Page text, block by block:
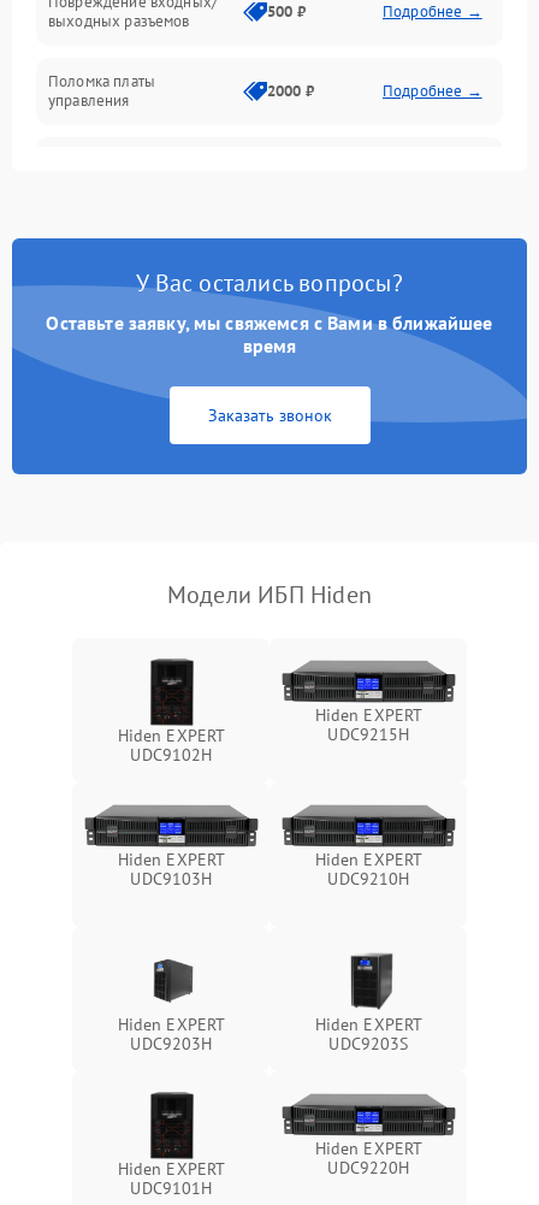
Механические повреждения
Механика
выходных разъемов
500 ₽ Подробнее →
Поломка платы
управления
2000 ₽ Подробнее →
Повреждение
Поломка предохранителя 100 ₽ Подробнее →
Неисправность системы
1000 ₽
индикаторов
Неисправность системы
2000 ₽ Подробнее →
переключения
Неисправность системы
Подробнее →
Повреждение внутренних
Неисправность системы
Подробнее →
Поломка системы защиты
1000 ₽ Подробнее →
Неисправность системы
У Вас остались вопросы?
Оставьте заявку, мы свяжемся с Вами в ближайшее
время
Заказать звонок
Модели ИБП Hiden
Hiden EXPERT
UDC9102H
Hiden EXPERT
UDC9215H
Hiden EXPERT
UDC9103H
Hiden EXPERT
UDC9210H
Hiden EXPERT
UDC9203H
Hiden EXPERT
UDC9203S
Hiden EXPERT
UDC9101H
Hiden EXPERT
UDC9220H